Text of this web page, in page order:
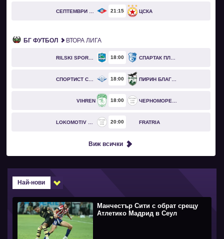
21 15 ЦСКА
БГ ФУТБОЛ ВТОРА ЛИГА
RILSKI SPORTIST 18 00 СПАРТАК ПЛЕВЕН
СПОРТИСТ СВОГЕ 18 00 ПИРИН БЛАГОЕВГРАД
VIHREN 18 00
20 00 FRATRIA
Виж всички
Най-нови
Манчестър Сити с обрат срещу
Атлетико Мадрид в Сеул